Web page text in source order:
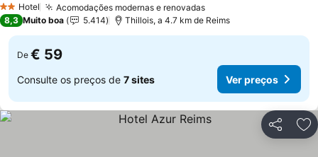
2 Estrelas
Hotel Acomodações modernas e renovadas
8,3 Muito boa 5.414 Thillois, a 4.7 km de Reims
De € 59
Consulte os preços de 7 sites Ver preços
Partilhar